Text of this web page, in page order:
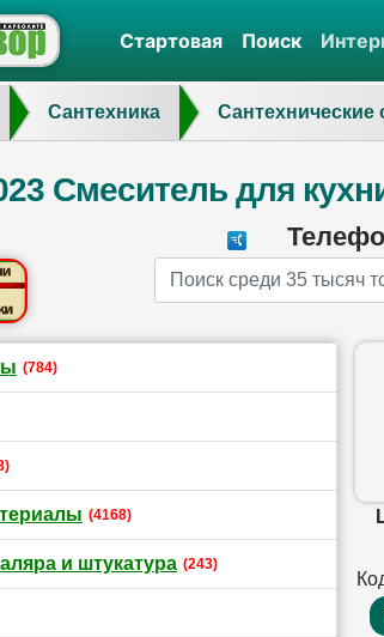
Стартовая Поиск
Сантехника Сантехнические
Смеситель для
Name
(784)
(4168)
и штукатура (243)